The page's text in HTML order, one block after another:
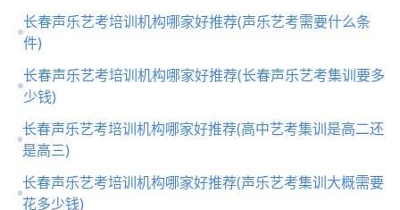
长春声乐艺考培训机构哪家好推荐(声乐艺考需要什么条
件)
长春声乐艺考培训机构哪家好推荐(长春声乐艺考集训要多
少钱)
长春声乐艺考培训机构哪家好推荐(高中艺考集训是高二还
是高三)
长春声乐艺考培训机构哪家好推荐(声乐艺考集训大概需要
花多少钱)